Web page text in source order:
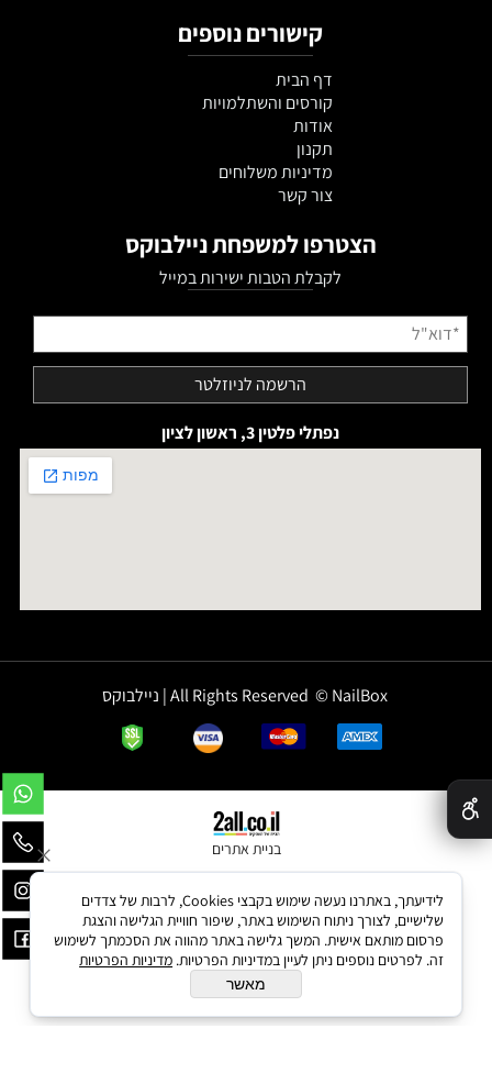
קישורים נוספים
דף הבית
קורסים והשתלמויות
אודות
תקנון
מדיניות משלוחים
צור קשר
הצטרפו למשפחת ניילבוקס
לקבלת הטבות ישירות במייל
נפתלי פלטין 3, ראשון לציון
All Rights Reserved © NailBox | ניילבוקס
בניית אתרים
לידיעתך, באתרנו נעשה שימוש בקבצי Cookies, לרבות של צדדים
שלישיים, לצורך ניתוח השימוש באתר, שיפור חוויית הגלישה והצגת
פרסום מותאם אישית. המשך גלישה באתר מהווה את הסכמתך לשימוש
זה. לפרטים נוספים ניתן לעיין במדיניות הפרטיות. מדיניות הפרטיות
מאשר